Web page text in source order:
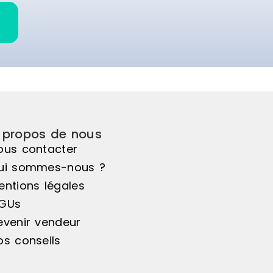
de nous
contacter
sommes-nous ?
légales
vendeur
conseils